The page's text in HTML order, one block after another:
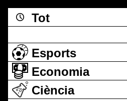
Tot
Esports
Economia
Ciència